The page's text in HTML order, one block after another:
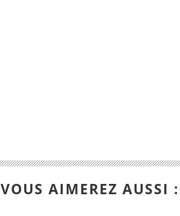
VOUS AIMEREZ AUSSI :